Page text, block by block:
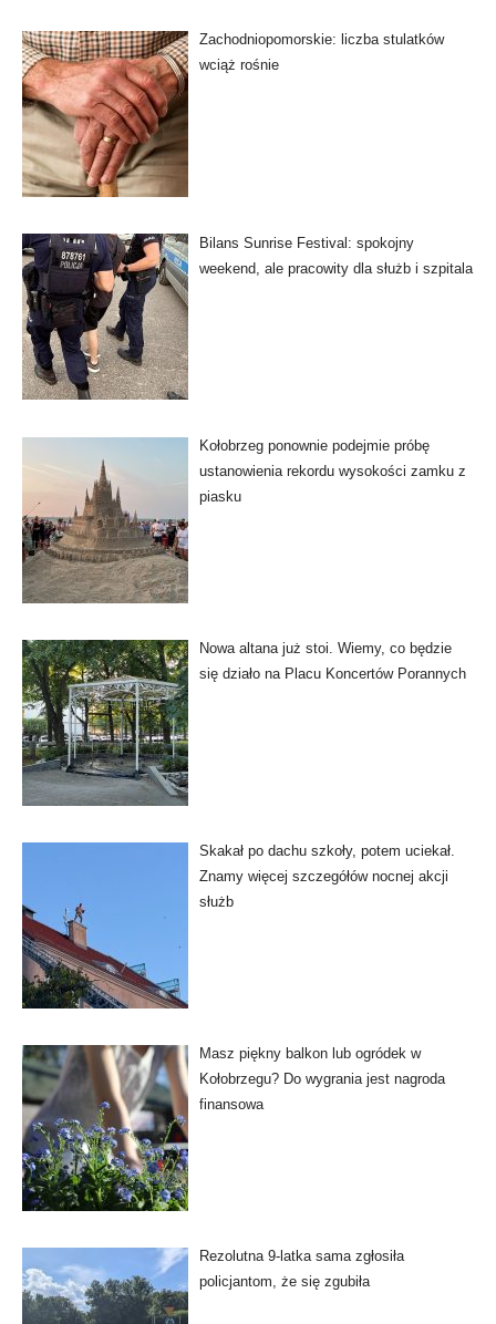
Zachodniopomorskie: liczba stulatków
wciąż rośnie
Bilans Sunrise Festival: spokojny
weekend, ale pracowity dla służb i szpitala
Kołobrzeg ponownie podejmie próbę
ustanowienia rekordu wysokości zamku z
piasku
Nowa altana już stoi. Wiemy, co będzie
się działo na Placu Koncertów Porannych
Skakał po dachu szkoły, potem uciekał.
Znamy więcej szczegółów nocnej akcji
służb
Masz piękny balkon lub ogródek w
Kołobrzegu? Do wygrania jest nagroda
finansowa
Rezolutna 9-latka sama zgłosiła
policjantom, że się zgubiła